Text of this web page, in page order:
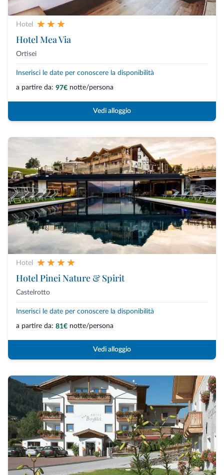
Hotel
Hotel Mea Via
Ortisei
Inserisci le date per conoscere la disponibilità
a partire da: 97€ notte/persona
Vedi alloggio
Hotel
Hotel Pinei Nature & Spirit
Castelrotto
Inserisci le date per conoscere la disponibilità
a partire da: 81€ notte/persona
Vedi alloggio